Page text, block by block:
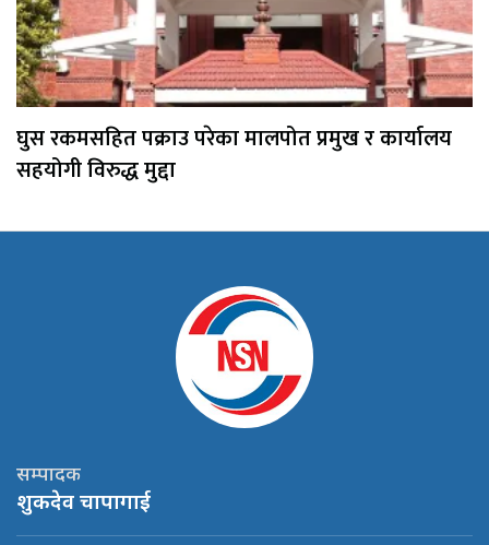
घुस रकमसहित पक्राउ परेका मालपोत प्रमुख र कार्यालय
सहयोगी विरुद्ध मुद्दा
सम्पादक
शुकदेव चापागाई